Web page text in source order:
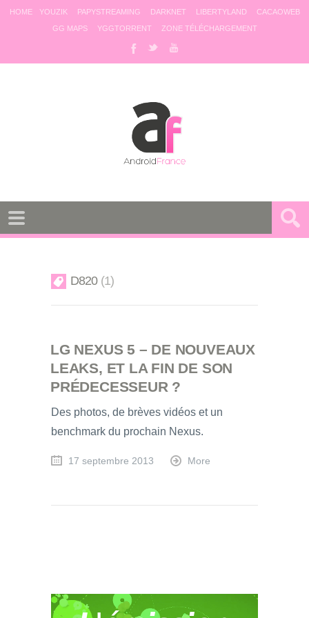
HOME YOUZIK PAPYSTREAMING DARKNET LIBERTYLAND
CACAOWEB
GG MAPS
YGGTORRENT ZONE TÉLÉCHARGEMENT
D820 1
LG NEXUS 5 – DE NOUVEAUX
LEAKS, ET LA FIN DE SON
PRÉDECESSEUR ?
Des photos, de brèves vidéos et un
benchmark du prochain Nexus.
17 septembre 2013 More